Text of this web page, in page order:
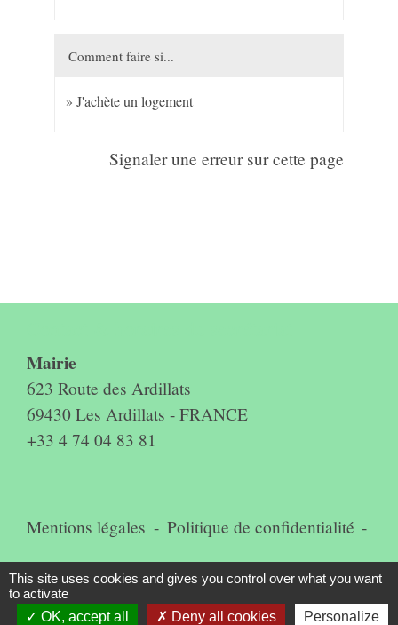
Comment faire si...
J'achète un logement
Signaler une erreur sur cette page
Mairie
623 Route des Ardillats
69430 Les Ardillats - FRANCE
+33 4 74 04 83 81
Mentions légales - Politique de confidentialité -
Accessibilité - Plan du site -
Gestion des cookies
This site uses cookies and gives you control over what you want
to activate
OK, accept all
Deny all cookies Personalize